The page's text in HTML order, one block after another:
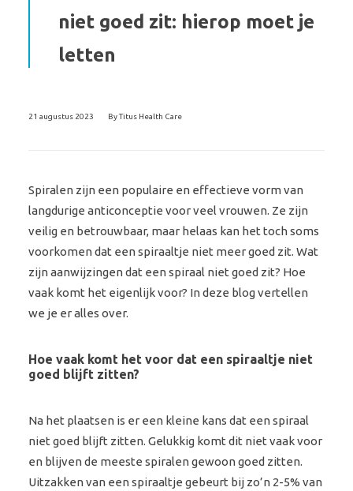
niet goed zit: hierop moet je
letten
21 augustus 2023 ByTitus Health Care
Spiralen zijn een populaire en effectieve vorm van
langdurige anticonceptie voor veel vrouwen. Ze zijn
veilig en betrouwbaar, maar helaas kan het toch soms
voorkomen dat een spiraaltje niet meer goed zit. Wat
zijn aanwijzingen dat een spiraal niet goed zit? Hoe
vaak komt het eigenlijk voor? In deze blog vertellen
we je er alles over.
Hoe vaak komt het voor dat een spiraaltje niet
goed blijft zitten?
Na het plaatsen is er een kleine kans dat een spiraal
niet goed blijft zitten. Gelukkig komt dit niet vaak voor
en blijven de meeste spiralen gewoon goed zitten.
Uitzakken van een spiraaltje gebeurt bij zo’n 2-5% van